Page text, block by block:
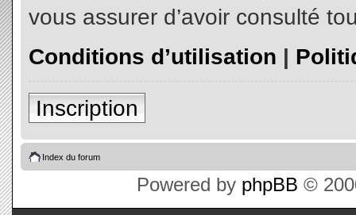
vous assurer d’avoir consulté
Conditions d’utilisation |
Inscription
Index du forum
Powered by phpBB ©